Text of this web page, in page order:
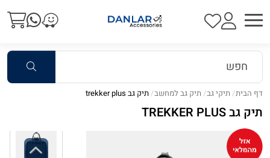
דף הבית תיקי גב תיק גב למחשב תיק גב trekker plus
תיק גב TREKKER PLUS